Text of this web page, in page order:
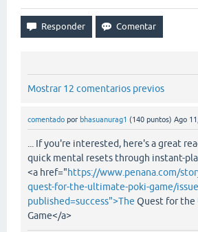
Mostrar 12 comentarios previos
comentado por bhasuanurag1 (140 puntos) Ago
... If you're interested, here's a great
quick mental resets through instant-
<a href="https://www.penana.com/
quest-for-the-ultimate-poki-game/
published=success">The Quest for the
Game</a>